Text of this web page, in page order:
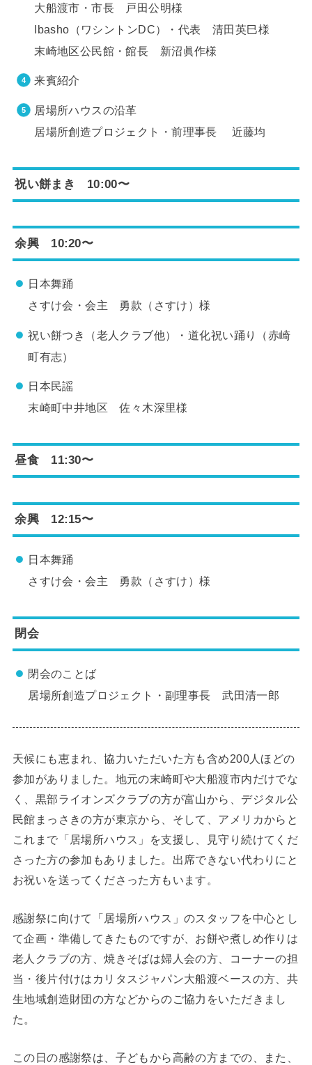
大船渡市・市長 戸田公明様
Ibasho（ワシントンDC）・代表 清田英巳様
末崎地区公民館・館長 新沼眞作様
来賓紹介
居場所ハウスの沿革
居場所創造プロジェクト・前理事長 近藤均
祝い餅まき 10:00〜
余興 10:20〜
日本舞踊
さすけ会・会主 勇款（さすけ）様
祝い餅つき（老人クラブ他）・道化祝い踊り（赤崎
町有志）
日本民謡
末崎町中井地区 佐々木深里様
昼食 11:30〜
余興 12:15〜
日本舞踊
さすけ会・会主 勇款（さすけ）様
閉会
閉会のことば
居場所創造プロジェクト・副理事長 武田清一郎
天候にも恵まれ、協力いただいた方も含め200人ほどの
参加がありました。地元の末崎町や大船渡市内だけでな
く、黒部ライオンズクラブの方が富山から、デジタル公
民館まっさきの方が東京から、そして、アメリカからと
これまで「居場所ハウス」を支援し、見守り続けてくだ
さった方の参加もありました。出席できない代わりにと
お祝いを送ってくださった方もいます。
感謝祭に向けて「居場所ハウス」のスタッフを中心とし
て企画・準備してきたものですが、お餅や煮しめ作りは
老人クラブの方、焼きそばは婦人会の方、コーナーの担
当・後片付けはカリタスジャパン大船渡ベースの方、共
生地域創造財団の方などからのご協力をいただきまし
た。
この日の感謝祭は、子どもから高齢の方までの、また、